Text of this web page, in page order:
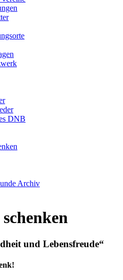
DNB
Archiv
und Lebensfreude“